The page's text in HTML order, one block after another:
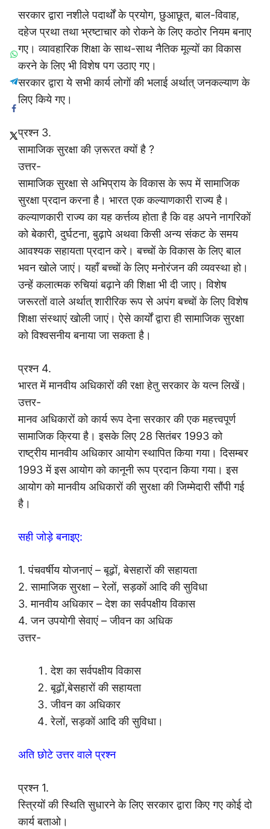
सरकार द्वारा नशीले पदार्थों के प्रयोग, छुआछूत, बाल-विवाह,
दहेज प्रथा तथा भ्रष्टाचार को रोकने के लिए कठोर नियम बनाए
गए। व्यावहारिक शिक्षा के साथ-साथ नैतिक मूल्यों का विकास
करने के लिए भी विशेष पग उठाए गए।
सरकार द्वारा ये सभी कार्य लोगों की भलाई अर्थात् जनकल्याण के
लिए किये गए।
प्रश्न 3.
सामाजिक सुरक्षा की ज़रूरत क्यों है ?
उत्तर-
सामाजिक सुरक्षा से अभिप्राय के विकास के रूप में सामाजिक
सुरक्षा प्रदान करना है। भारत एक कल्याणकारी राज्य है।
कल्याणकारी राज्य का यह कर्त्तव्य होता है कि वह अपने नागरिकों
को बेकारी, दुर्घटना, बुढ़ापे अथवा किसी अन्य संकट के समय
आवश्यक सहायता प्रदान करे। बच्चों के विकास के लिए बाल
भवन खोले जाएं। यहाँ बच्चों के लिए मनोरंजन की व्यवस्था हो।
उन्हें कलात्मक रुचियां बढ़ाने की शिक्षा भी दी जाए। विशेष
जरूरतों वाले अर्थात् शारीरिक रूप से अपंग बच्चों के लिए विशेष
शिक्षा संस्थाएं खोली जाएं। ऐसे कार्यों द्वारा ही सामाजिक सुरक्षा
को विश्वसनीय बनाया जा सकता है।
प्रश्न 4.
भारत में मानवीय अधिकारों की रक्षा हेतु सरकार के यत्न लिखें।
उत्तर-
मानव अधिकारों को कार्य रूप देना सरकार की एक महत्त्वपूर्ण
सामाजिक क्रिया है। इसके लिए 28 सितंबर 1993 को
राष्ट्रीय मानवीय अधिकार आयोग स्थापित किया गया। दिसम्बर
1993 में इस आयोग को कानूनी रूप प्रदान किया गया। इस
आयोग को मानवीय अधिकारों की सुरक्षा की जिम्मेदारी सौंपी गई
है।
सही जोड़े बनाइए:
1. पंचवर्षीय योजनाएं – बूढ़ों, बेसहारों की सहायता
2. सामाजिक सुरक्षा – रेलों, सड़कों आदि की सुविधा
3. मानवीय अधिकार – देश का सर्वपक्षीय विकास
4. जन उपयोगी सेवाएं – जीवन का अधिक
उत्तर-
देश का सर्वपक्षीय विकास
बूढ़ों,बेसहारों की सहायता
जीवन का अधिकार
रेलों, सड़कों आदि की सुविधा।
अति छोटे उत्तर वाले प्रश्न
प्रश्न 1.
स्त्रियों की स्थिति सुधारने के लिए सरकार द्वारा किए गए कोई दो
कार्य बताओ।